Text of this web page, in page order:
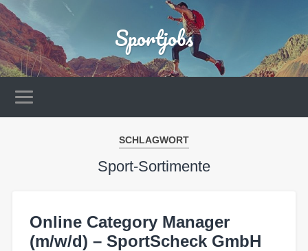
Sportjobs
SCHLAGWORT
Sport-Sortimente
Online Category Manager
(m/w/d) – SportScheck GmbH